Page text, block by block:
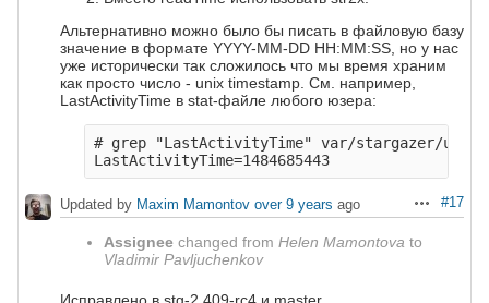
Альтернативно можно было бы писать в файловую базу
значение в формате YYYY-MM-DD HH:MM:SS, но у нас
уже исторически так сложилось что мы время храним
как просто число - unix timestamp. См. например,
LastActivityTime в stat-файле любого юзера:
# grep "LastActivityTime" var/stargazer/
Actions
#17
Updated by Maxim Mamontov over 9 years ago
Assignee changed from Helen Mamontova to
Vladimir Pavljuchenkov
Исправлено в stg-2.409-rc4 и master.